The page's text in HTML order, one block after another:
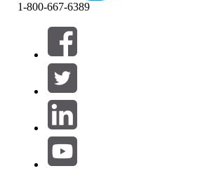
Filters (0)
FILTERS SELECTEREN
Productgebied
1-800-667-6389